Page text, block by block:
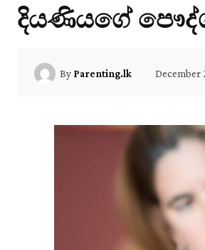
දියණියගේ
By Parenting.lk December